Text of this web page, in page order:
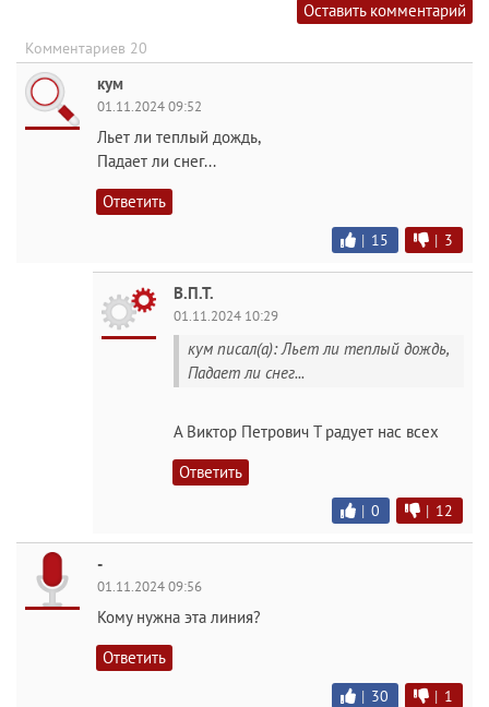
Оставить комментарий
Комментариев 20
кум
01.11.2024 09:52
Льет ли теплый дождь,
Падает ли снег...
Ответить
| 15 | 3
В.П.Т.
01.11.2024 10:29
кум писал(а): Льет ли теплый дождь,
Падает ли снег...
А Виктор Петрович Т радует нас всех
Ответить
| 0 | 12
-
01.11.2024 09:56
Кому нужна эта линия?
Ответить
| 30 | 1